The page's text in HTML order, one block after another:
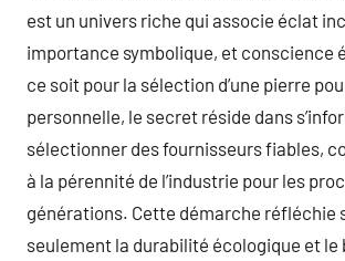
est un univers riche qui associe éclat
importance symbolique, et conscience
ce soit pour la sélection d’une pierre
personnelle, le secret réside dans
sélectionner des fournisseurs fiables,
à la pérennité de l’industrie pour les
générations. Cette démarche réfléchie
seulement la durabilité écologique et le